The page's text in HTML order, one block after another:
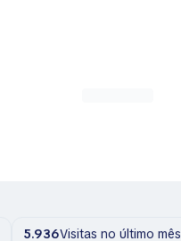
5.936Visitas no último mês